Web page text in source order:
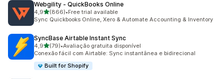
Webgility ‑ QuickBooks Online
4,9de 5 estrelas
(866)
866 total de avaliações
•Free trial available
Sync Quickbooks Online, Xero & Automate Accounting & Inventory
SyncBase Airtable Instant Sync
4,9de 5 estrelas
(79)
79 total de avaliações
•Avaliação gratuita disponível
Conexão fácil com Airtable: Sync instantânea e bidirecional
Built for Shopify